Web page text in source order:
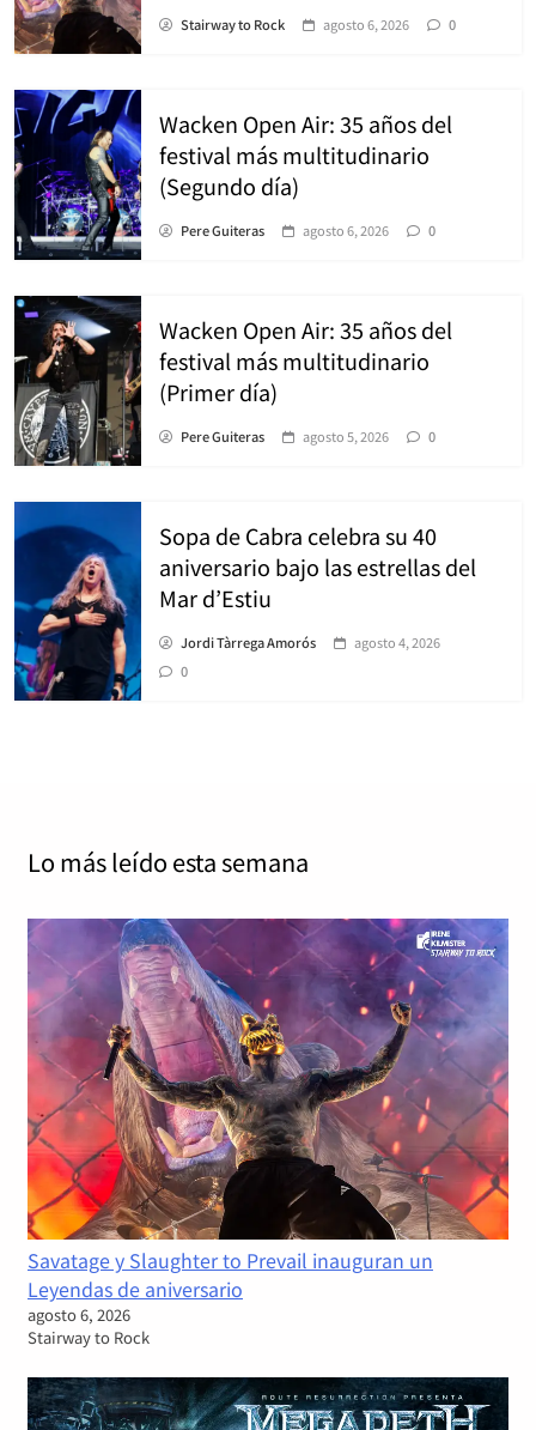
Stairway to Rock agosto 6, 2026 0
Wacken Open Air: 35 años del
festival más multitudinario
(Segundo día)
Pere Guiteras agosto 6, 2026 0
Wacken Open Air: 35 años del
festival más multitudinario
(Primer día)
Pere Guiteras agosto 5, 2026 0
Sopa de Cabra celebra su 40
aniversario bajo las estrellas del
Mar d’Estiu
Jordi Tàrrega Amorós
agosto 4, 2026
0
Lo más leído esta semana
Savatage y Slaughter to Prevail inauguran un
Leyendas de aniversario
agosto 6, 2026
Stairway to Rock